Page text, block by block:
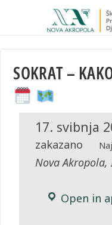
SOKRAT –
17. svibnja
zakazano
Nova
Open in